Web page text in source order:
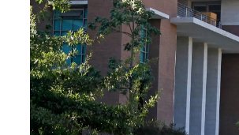
cursos
Especialidades y
estadías
Te puede
interesar:
International
students
interesar:
2025
vinculación con la
sociedad
Extensión Cultural
Te puede interesar:Filantropía y
intercambio
Servicios y apoyos
Te puede
interesar:
Explora el campus
Uandes